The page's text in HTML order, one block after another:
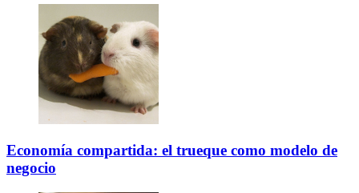
Economía compartida: el trueque como modelo de
negocio